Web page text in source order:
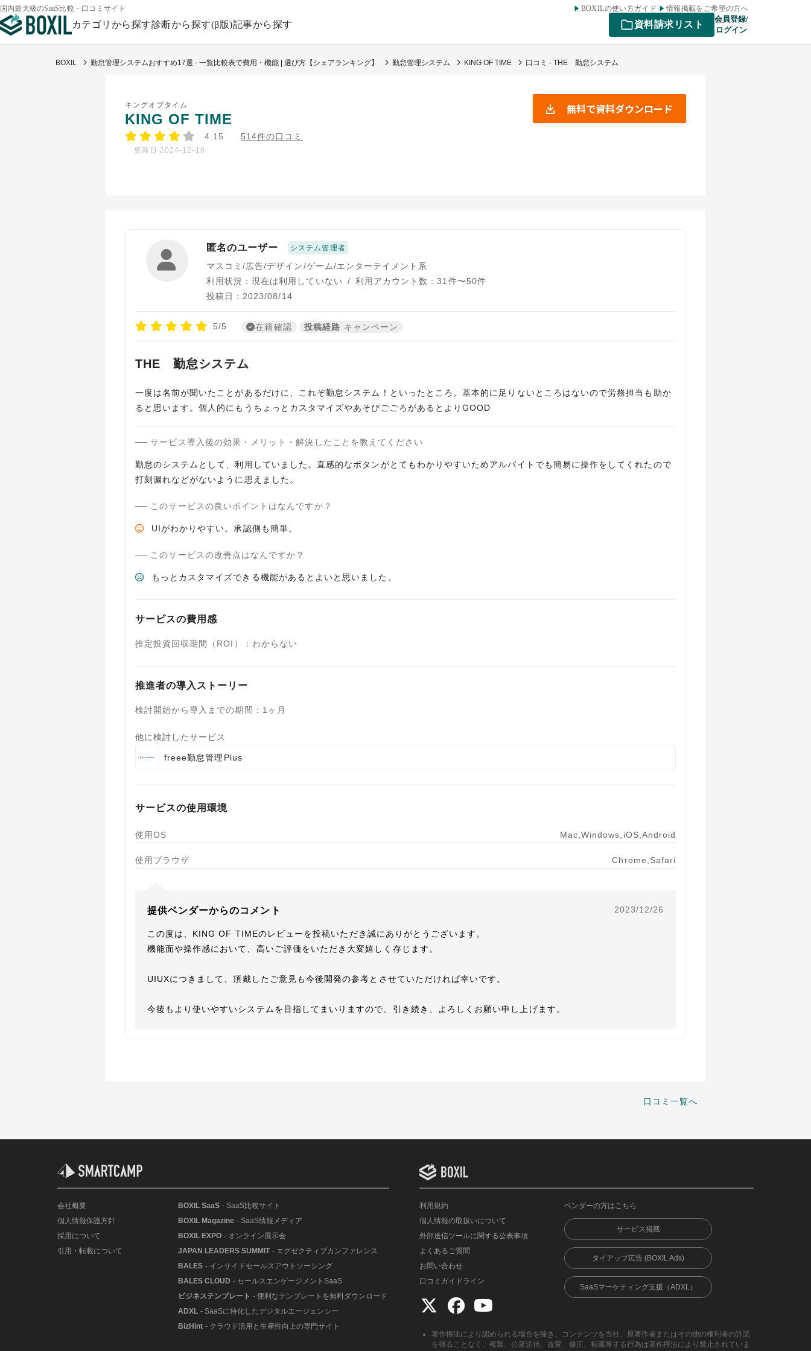
国内最大級のSaaS比較・口コミサイト BOXILの使い方ガイド 情報掲載をご希望の方へ
カテゴリから探す診断から探す(β版)記事から探す 資料請求リスト
会員登録/
ログイン
BOXIL 勤怠管理システムおすすめ17選 - 一覧比較表で費用・機能 | 選び方【シェアランキング】 勤怠管理システム KING OF TIME 口コミ - THE 勤怠システム
キングオブタイム
KING OF TIME
4.15 514件の口コミ
更新日 2024-12-16
無料で資料ダウンロード
匿名のユーザー システム管理者
マスコミ/広告/デザイン/ゲーム/エンターテイメント系
利用状況：現在は利用していない
/ 利用アカウント数：31件〜50件
投稿日：2023/08/14
5/5 在籍確認 投稿経路 キャンペーン
THE 勤怠システム
一度は名前が聞いたことがあるだけに、これぞ勤怠システム！といったところ。基本的に足りないところはないので労務担当も助か
ると思います。個人的にもうちょっとカスタマイズやあそびごごろがあるとよりGOOD
サービス導入後の効果・メリット・解決したことを教えてください
勤怠のシステムとして、利用していました。直感的なボタンがとてもわかりやすいためアルバイトでも簡易に操作をしてくれたので
打刻漏れなどがないように思えました。
このサービスの良いポイントはなんですか？
UIがわかりやすい。承認側も簡単。
このサービスの改善点はなんですか？
もっとカスタマイズできる機能があるとよいと思いました。
サービスの費用感
推定投資回収期間（ROI） ： わからない
推進者の導入ストーリー
検討開始から導入までの期間 ： 1ヶ月
他に検討したサービス
freee勤怠管理Plus
サービスの使用環境
使用OS Mac,Windows,iOS,Android
使用ブラウザ Chrome,Safari
提供ベンダーからのコメント 2023/12/26
この度は、KING OF TIMEのレビューを投稿いただき誠にありがとうございます。
機能面や操作感において、高いご評価をいただき大変嬉しく存じます。
UIUXにつきまして、頂戴したご意見も今後開発の参考とさせていただければ幸いです。
今後もより使いやすいシステムを目指してまいりますので、引き続き、よろしくお願い申し上げます。
口コミ一覧へ
会社概要
個人情報保護方針
採用について
引用・転載について
BOXIL SaaS - SaaS比較サイト
BOXIL Magazine - SaaS情報メディア
BOXIL EXPO - オンライン展示会
JAPAN LEADERS SUMMIT - エグゼクティブカンファレンス
BALES - インサイドセールスアウトソーシング
BALES CLOUD - セールスエンゲージメントSaaS
ビジネステンプレート - 便利なテンプレートを無料ダウンロード
ADXL - SaaSに特化したデジタルエージェンシー
BizHint - クラウド活用と生産性向上の専門サイト
利用規約
個人情報の取扱いについて
外部送信ツールに関する公表事項
よくあるご質問
お問い合わせ
口コミガイドライン
ベンダーの方はこちら
サービス掲載
タイアップ広告 (BOXIL Ads)
SaaSマーケティング支援（ADXL）
著作権法により認められる場合を除き、コンテンツを当社、原著作者またはその他の権利者の許諾
を得ることなく、複製、公衆送信、改変、修正、転載等する行為は著作権法により禁止されていま